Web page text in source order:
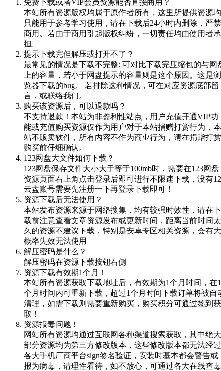
免费下载或者VIP会员资源能否直接商用？
本站所有资源版权均属于原作者所有，这里所提供资源均
只能用于参考学习使用，请在下载后24小时内删除，严禁
商用。若由于商用引起版权纠纷，一切责任均由使用者承
担。
提示下载完但解压或打开不了？
最常见的情况是下载不完整: 可对比下载完压缩包的与网
上的容量，若小于网盘提示的容量则是这个原因。这是浏
览器下载的bug。 若排除这种情况，可在对应资源底部留
言，或联络我们。
购买该资源后，可以退款吗？
不支持退款！本站为非盈利性站点，用户充值开通VIP功
能或充值购买资源仅作为用户对于本站捐赠打赏行为，本
站不贩卖软件，所有内容不作为商业行为，请在捐赠打赏
购买前仔细确认。
123网盘大文件如何下载？
123网盘保存文件大小大于等于100mb时，需要在123网盘
资源页面右上角点击登录后即可进行不限速下载，没有
云盘账号需要先注册一下再登录下载即可！
资源下载后无法使用？
本站发布资源来源于网络搜集，均有较强时效性，请在下
载前注意查看文章资源发布或更新时间，距离当前时间太
久的资源不建议下载，特别是安卓专区相关资源，会有大
概率失效无法使用
解压密码是什么？
解压密码在资源下载按钮右侧
资源下载有效期1个月！
本站所有资源获取下载地址后，有效期为1个月时间，在1
个月时间内可重新下载，超过1个月时间下载订单将被自
清理，如需下载则需要重新购买，购买积分可通过签到获
取！
资源报毒问题！
网站所有资源均通过互联网各种渠道搜索获取，其中绝大
部分资源均为第三方修改版本，这些修改版本都无法经过
各大手机厂商平台sign签名验证，安装时基本都会警告或
报为病毒，请理性看待，如不放心，可通过各大在线查毒